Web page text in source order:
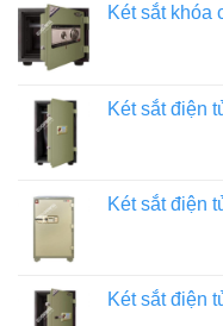
Két sắt khóa
Két sắt điện
Két sắt điện
Két sắt điện